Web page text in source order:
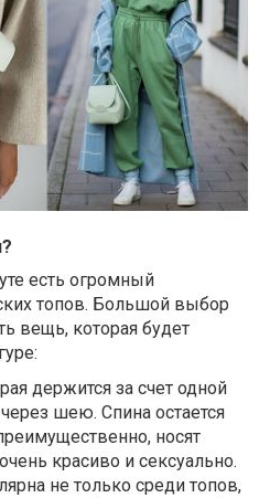
есть огромный
топов. Большой выбор
вещь, которая будет
держится за счет одной
шею. Спина остается
носят
красиво и сексуально.
не только среди топов,